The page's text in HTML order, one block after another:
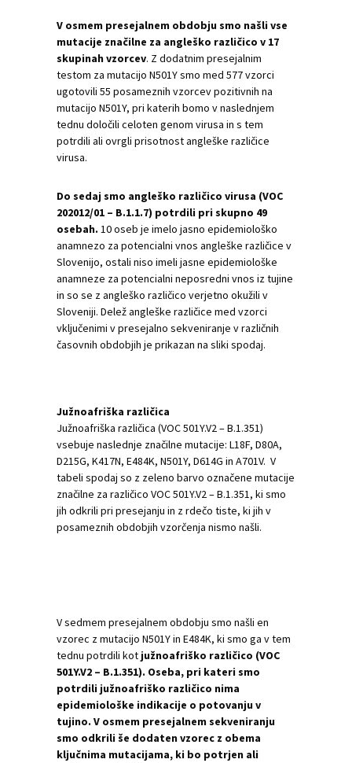
V osmem presejalnem obdobju smo našli vse
mutacije značilne za angleško različico v 17
skupinah vzorcev. Z dodatnim presejalnim
testom za mutacijo N501Y smo med 577 vzorci
ugotovili 55 posameznih vzorcev pozitivnih na
mutacijo N501Y, pri katerih bomo v naslednjem
tednu določili celoten genom virusa in s tem
potrdili ali ovrgli prisotnost angleške različice
virusa.
Do sedaj smo angleško različico virusa (VOC
202012/01 – B.1.1.7) potrdili pri skupno 49
osebah. 10 oseb je imelo jasno epidemiološko
anamnezo za potencialni vnos angleške različice v
Slovenijo, ostali niso imeli jasne epidemiološke
anamneze za potencialni neposredni vnos iz tujine
in so se z angleško različico verjetno okužili v
Sloveniji. Delež angleške različice med vzorci
vključenimi v presejalno sekveniranje v različnih
časovnih obdobjih je prikazan na sliki spodaj.
Južnoafriška različica
Južnoafriška različica (VOC 501Y.V2 – B.1.351)
vsebuje naslednje značilne mutacije: L18F, D80A,
D215G, K417N, E484K, N501Y, D614G in A701V. V
tabeli spodaj so z zeleno barvo označene mutacije
značilne za različico VOC 501Y.V2 – B.1.351, ki smo
jih odkrili pri presejanju in z rdečo tiste, ki jih v
posameznih obdobjih vzorčenja nismo našli.
V sedmem presejalnem obdobju smo našli en
vzorec z mutacijo N501Y in E484K, ki smo ga v tem
tednu potrdili kot južnoafriško različico (VOC
501Y.V2 – B.1.351). Oseba, pri kateri smo
potrdili južnoafriško različico nima
epidemiološke indikacije o potovanju v
tujino. V osmem presejalnem sekveniranju
smo odkrili še dodaten vzorec z obema
ključnima mutacijama, ki bo potrjen ali